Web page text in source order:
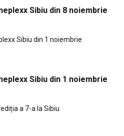
Sibiu din 8 noiembrie
Sibiu din 1 noiembrie